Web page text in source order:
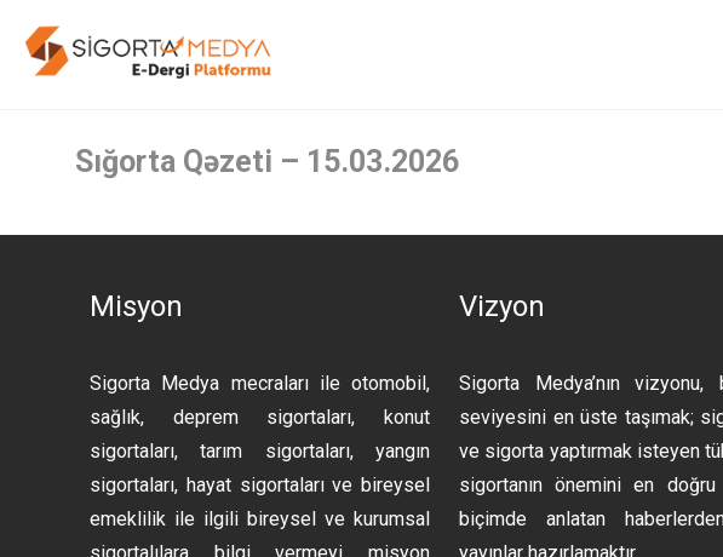
Sığorta Qəzeti – 15.03.2026
Misyon
Sigorta Medya mecraları ile otomobil,
sağlık, deprem sigortaları, konut
sigortaları, tarım sigortaları, yangın
sigortaları, hayat sigortaları ve bireysel
emeklilik ile ilgili bireysel ve kurumsal
Vizyon
Sigorta Medya’nın
seviyesini en üste taşımak;
ve sigorta yaptırmak isteyen
sigortanın önemini en
biçimde anlatan